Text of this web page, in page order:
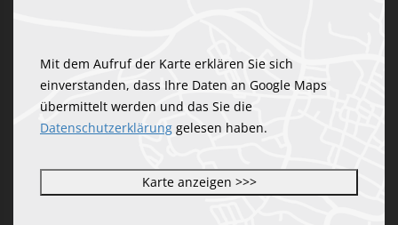
Mit dem Aufruf der Karte erklären Sie sich
einverstanden, dass Ihre Daten an Google Maps
übermittelt werden und das Sie die
Datenschutzerklärung gelesen haben.